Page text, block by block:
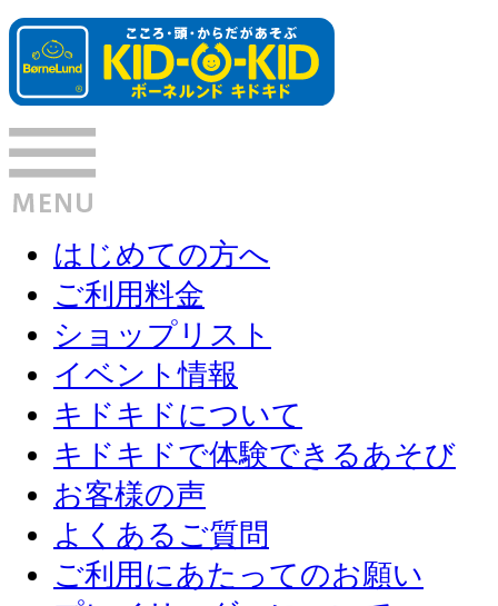
はじめての方へ
ご利用料金
ショップリスト
イベント情報
キドキドについて
キドキドで体験できるあそび
お客様の声
よくあるご質問
ご利用にあたってのお願い